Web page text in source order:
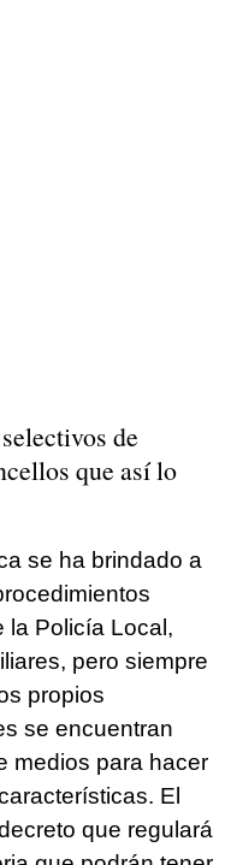
de
que así lo
se ha brindado a
la Policía Local,
pero siempre
propios
se encuentran
medios para hacer
El
que regulará